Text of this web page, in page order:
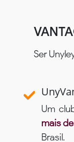
Ser
Um
mais
Brasil.